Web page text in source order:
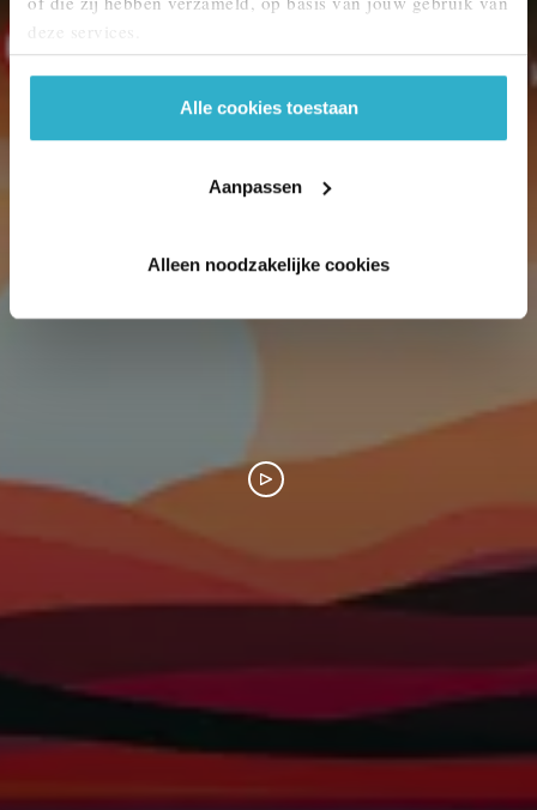
deze services.
Alle cookies toestaan
Aanpassen
Alleen noodzakelijke cookies